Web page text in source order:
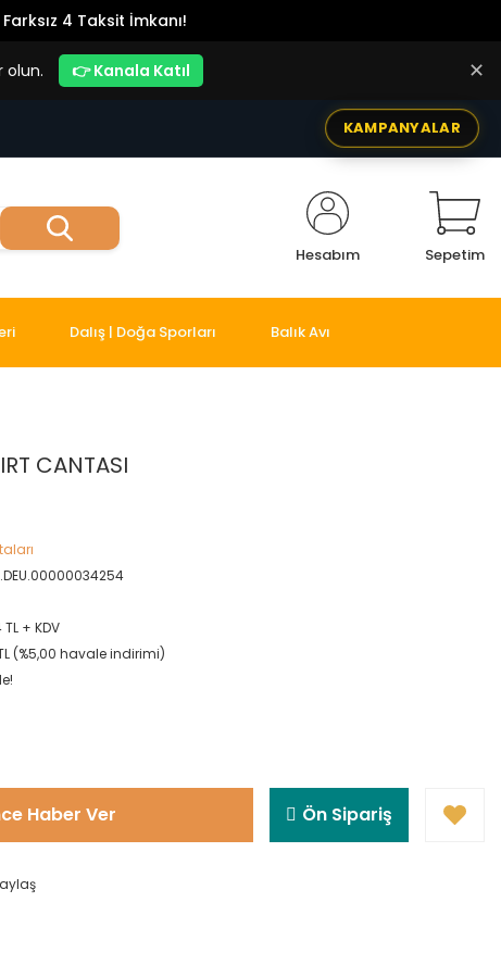
4 Taksit İmkanı!
olun. 👉 Kanala Katıl ✕
KAMPANYALAR
Hesabım Sepetim
Dalış | Doğa Sporları Balık Avı
CANTASI
+ KDV
TL (%5,00 havale indirimi)
Haber Ver Ön Sipariş